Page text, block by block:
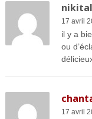
17 avril
il y a
ou
17 avril